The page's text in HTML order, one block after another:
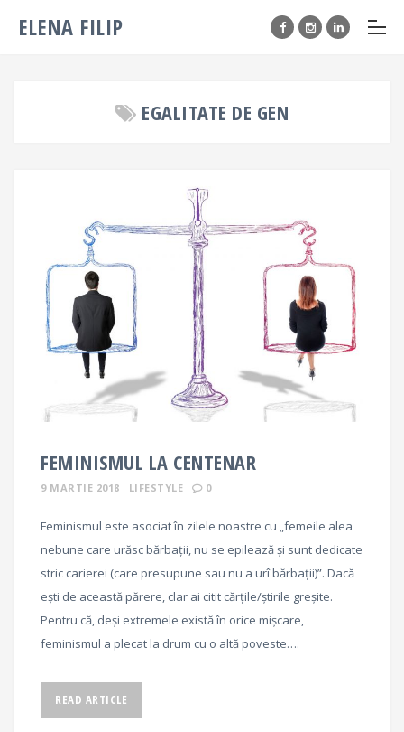
ELENA FILIP
EGALITATE DE GEN
FEMINISMUL LA CENTENAR
9 MARTIE 2018 LIFESTYLE 0
Feminismul este asociat în zilele noastre cu „femeile alea
nebune care urăsc bărbații, nu se epilează și sunt dedicate
stric carierei (care presupune sau nu a urî bărbații)”. Dacă
ești de această părere, clar ai citit cărțile/știrile greșite.
Pentru că, deși extremele există în orice mișcare,
feminismul a plecat la drum cu o altă poveste….
READ ARTICLE